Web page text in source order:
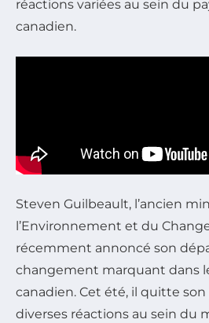
réactions variées au sein du
canadien.
Steven Guilbeault, l’ancien
l’Environnement et du
récemment annoncé son
changement marquant dans
canadien. Cet été, il quitte
diverses réactions au sein du